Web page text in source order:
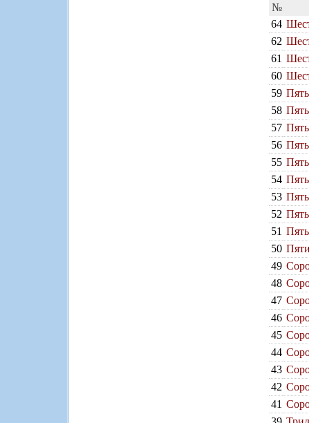
№
64
62
61
60
59
58
57
56
55
54
53
52
51
50
49
48
47
46
45
44
43
42
41